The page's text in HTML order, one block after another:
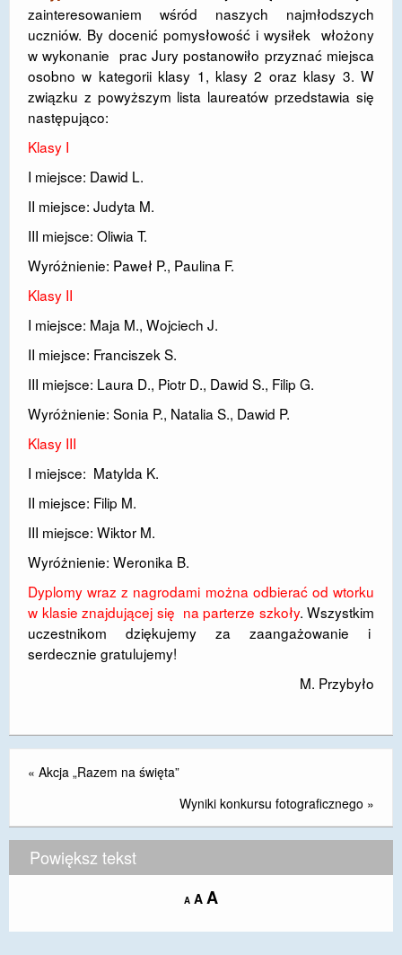
DOSTĘPNOŚĆ
POLITYKA PRYWATNOŚCI
RODO
STANDARDY OCHRONY MAŁOLETNICH
PROJEKT ,,SZKOŁY Z JAKOŚCIĄ – ROZWÓJ
ŻORY”
REKRUTACJA 2026/2027
zainteresowaniem wśród naszych najmłodszych
uczniów. By docenić pomysłowość i wysiłek włożony
w wykonanie prac Jury postanowiło przyznać miejsca
osobno w kategorii klasy 1, klasy 2 oraz klasy 3. W
związku z powyższym lista laureatów przedstawia się
następująco:
Klasy I
I miejsce: Dawid L.
II miejsce: Judyta M.
III miejsce: Oliwia T.
Wyróżnienie: Paweł P., Paulina F.
Klasy II
I miejsce: Maja M., Wojciech J.
II miejsce: Franciszek S.
III miejsce: Laura D., Piotr D., Dawid S., Filip G.
Wyróżnienie: Sonia P., Natalia S., Dawid P.
Klasy III
I miejsce: Matylda K.
II miejsce: Filip M.
III miejsce: Wiktor M.
Wyróżnienie: Weronika B.
Dyplomy wraz z nagrodami można odbierać od wtorku
w klasie znajdującej się na parterze szkoły. Wszystkim
uczestnikom dziękujemy za zaangażowanie i
serdecznie gratulujemy!
M. Przybyło
« Akcja „Razem na święta”
Wyniki konkursu fotograficznego »
Powiększ tekst
A Decrease
size.
A Reset
size.
AIncrease
size.